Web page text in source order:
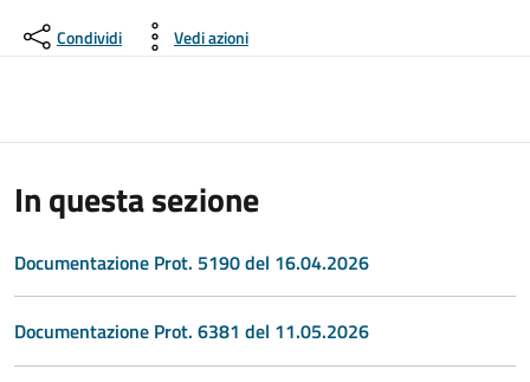
Condividi Vedi azioni
In questa sezione
Documentazione Prot. 5190 del 16.04.2026
Documentazione Prot. 6381 del 11.05.2026